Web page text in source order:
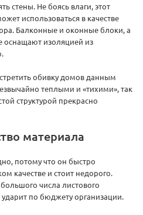
стены. Не боясь влаги, этот
использоваться в качестве
Балконные и оконные блоки, а
оснащают изоляцией из
обивку домов данным
теплыми и «тихими», так
структурой прекрасно
материала
потому что он быстро
качестве и стоит недорого.
числа листового
по бюджету организации.